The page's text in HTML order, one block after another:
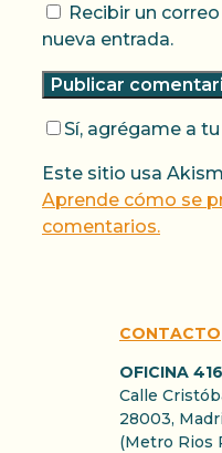
Recibir un
nueva entrada.
Sí, agrégame a
Este sitio usa
Aprende cómo se
comentarios.
CONTACTO
OFICINA 416
Calle
28003,
(Metro Rios